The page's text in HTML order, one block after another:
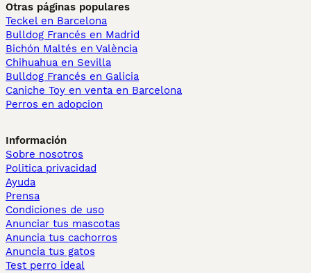
Otras páginas populares
Teckel en Barcelona
Bulldog Francés en Madrid
Bichón Maltés en València
Chihuahua en Sevilla
Bulldog Francés en Galicia
Caniche Toy en venta en Barcelona
Perros en adopcion
Información
Sobre nosotros
Politica privacidad
Ayuda
Prensa
Condiciones de uso
Anunciar tus mascotas
Anuncia tus cachorros
Anuncia tus gatos
Test perro ideal